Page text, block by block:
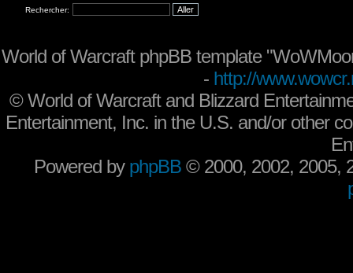
Rechercher:
World of Warcraft phpBB template
- http://
©World of Warcraft and Blizzard
Entertainment, Inc. in the U.S. and/or other
Powered by phpBB © 2000, 2002, 2005,